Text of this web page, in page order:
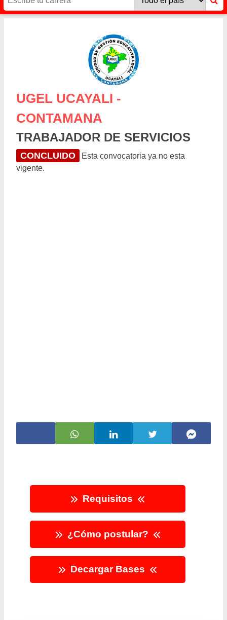
UGEL UCAYALI -
CONTAMANA
TRABAJADOR DE SERVICIOS
CONCLUIDO
Esta convocatoria ya no esta
vigente.
Requisitos
¿Cómo postular?
Decargar Bases